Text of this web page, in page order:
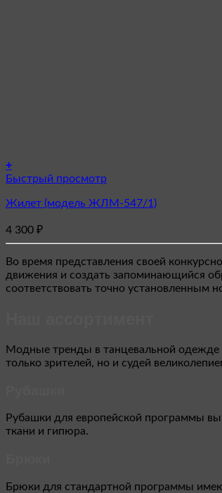
+
Этот
имеет
вариаций.
Опции
можно
выбрать
на
Быстрый просмотр
Жилет (модель ЖЛМ-547/1)
4 300 ₽
Во время представления своей
движения и создать запоминающийся
соответствовать точно установленным
Модные тренды в танцевальной одежде
только зрителей, но и судей
Рубашки для европейской программы
ткани и гипюра.
Брюки для стандартной программы